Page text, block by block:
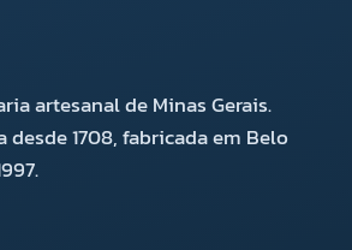
artesanal de Minas Gerais.
desde 1708, fabricada em Belo